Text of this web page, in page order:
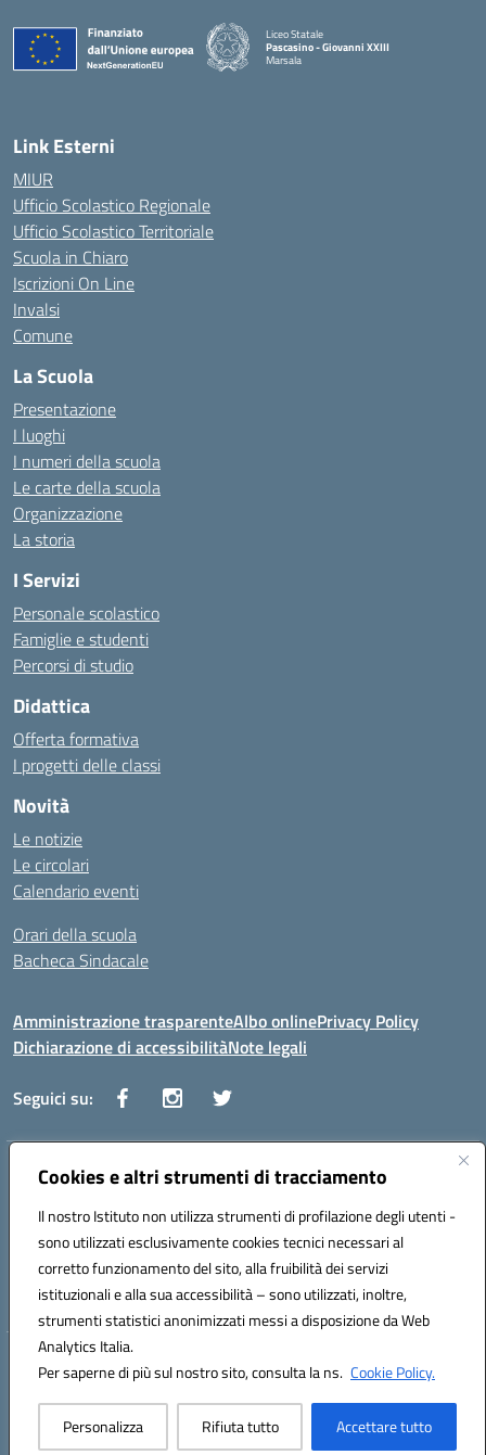
Cookies e altri strumenti di tracciamento
Il nostro Istituto non utilizza strumenti di profilazione degli utenti -
sono utilizzati esclusivamente cookies tecnici necessari al
corretto funzionamento del sito, alla fruibilità dei servizi
istituzionali e alla sua accessibilità – sono utilizzati, inoltre,
strumenti statistici anonimizzati messi a disposizione da Web
Analytics Italia.
Per saperne di più sul nostro sito, consulta la ns. Cookie Policy.
Personalizza Rifiuta tutto Accettare tutto
Liceo Statale
Pascasino - Giovanni XXIII
Marsala
Link Esterni
MIUR
Ufficio Scolastico Regionale
Ufficio Scolastico Territoriale
Scuola in Chiaro
Iscrizioni On Line
Invalsi
Comune
La Scuola
Presentazione
I luoghi
I numeri della scuola
Le carte della scuola
Organizzazione
La storia
I Servizi
Personale scolastico
Famiglie e studenti
Percorsi di studio
Didattica
Offerta formativa
I progetti delle classi
Novità
Le notizie
Le circolari
Calendario eventi
Orari della scuola
Bacheca Sindacale
Amministrazione trasparenteAlbo onlinePrivacy Policy
Dichiarazione di accessibilitàNote legali
Seguici su:
Indirizzo:Via Vaccari n.5 e Via Falcone n.20 - 91025 Marsala
Posta elettronica certificata (PEC):tppm03000q@pec.istruzione.it
Codice fiscale: 82004490817
Codice meccanografico: TPPM03000Q
Hosting & Powered by 3D Solution S.r.l.
Concept & Design by Designers Italia